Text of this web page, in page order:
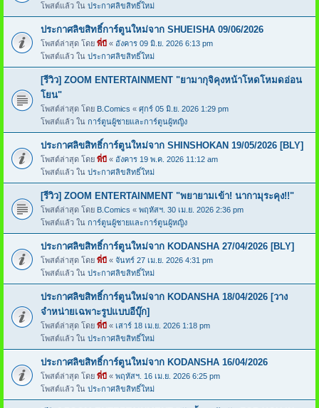
โพสต์แล้ว ใน ประกาศลิขสิทธิ์ใหม่
ประกาศลิขสิทธิ์การ์ตูนใหม่จาก SHUEISHA 09/06/2026
โพสต์ล่าสุด โดย พี่บี « อังคาร 09 มิ.ย. 2026 6:13 pm
โพสต์แล้ว ใน ประกาศลิขสิทธิ์ใหม่
[รีวิว] ZOOM ENTERTAINMENT "ยามากุจิคุงหน้าโหดโหมดอ่อน
โยน"
โพสต์ล่าสุด โดย B.Comics « ศุกร์ 05 มิ.ย. 2026 1:29 pm
โพสต์แล้ว ใน การ์ตูนผู้ชายและการ์ตูนผู้หญิง
ประกาศลิขสิทธิ์การ์ตูนใหม่จาก SHINSHOKAN 19/05/2026 [BLY]
โพสต์ล่าสุด โดย พี่บี « อังคาร 19 พ.ค. 2026 11:12 am
โพสต์แล้ว ใน ประกาศลิขสิทธิ์ใหม่
[รีวิว] ZOOM ENTERTAINMENT "พยายามเข้า! นากามุระคุง!!"
โพสต์ล่าสุด โดย B.Comics « พฤหัสฯ. 30 เม.ย. 2026 2:36 pm
โพสต์แล้ว ใน การ์ตูนผู้ชายและการ์ตูนผู้หญิง
ประกาศลิขสิทธิ์การ์ตูนใหม่จาก KODANSHA 27/04/2026 [BLY]
โพสต์ล่าสุด โดย พี่บี « จันทร์ 27 เม.ย. 2026 4:31 pm
โพสต์แล้ว ใน ประกาศลิขสิทธิ์ใหม่
ประกาศลิขสิทธิ์การ์ตูนใหม่จาก KODANSHA 18/04/2026 [วาง
จำหน่ายเฉพาะรูปแบบอีบุ๊ก]
โพสต์ล่าสุด โดย พี่บี « เสาร์ 18 เม.ย. 2026 1:18 pm
โพสต์แล้ว ใน ประกาศลิขสิทธิ์ใหม่
ประกาศลิขสิทธิ์การ์ตูนใหม่จาก KODANSHA 16/04/2026
โพสต์ล่าสุด โดย พี่บี « พฤหัสฯ. 16 เม.ย. 2026 6:25 pm
โพสต์แล้ว ใน ประกาศลิขสิทธิ์ใหม่